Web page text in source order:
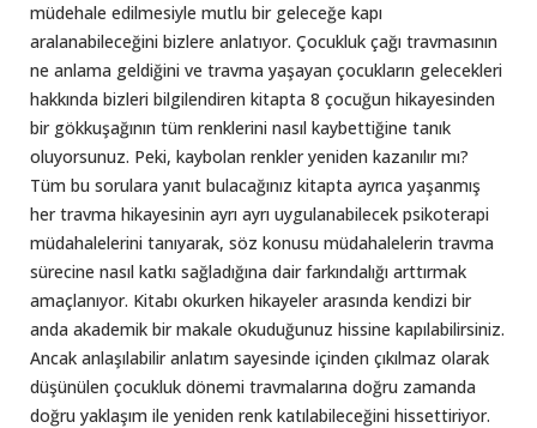
müdehale edilmesiyle mutlu bir geleceğe kapı
aralanabileceğini bizlere anlatıyor. Çocukluk çağı travmasının
ne anlama geldiğini ve travma yaşayan çocukların gelecekleri
hakkında bizleri bilgilendiren kitapta 8 çocuğun hikayesinden
bir gökkuşağının tüm renklerini nasıl kaybettiğine tanık
oluyorsunuz. Peki, kaybolan renkler yeniden kazanılır mı?
Tüm bu sorulara yanıt bulacağınız kitapta ayrıca yaşanmış
her travma hikayesinin ayrı ayrı uygulanabilecek psikoterapi
müdahalelerini tanıyarak, söz konusu müdahalelerin travma
sürecine nasıl katkı sağladığına dair farkındalığı arttırmak
amaçlanıyor. Kitabı okurken hikayeler arasında kendizi bir
anda akademik bir makale okuduğunuz hissine kapılabilirsiniz.
Ancak anlaşılabilir anlatım sayesinde içinden çıkılmaz olarak
düşünülen çocukluk dönemi travmalarına doğru zamanda
doğru yaklaşım ile yeniden renk katılabileceğini hissettiriyor.